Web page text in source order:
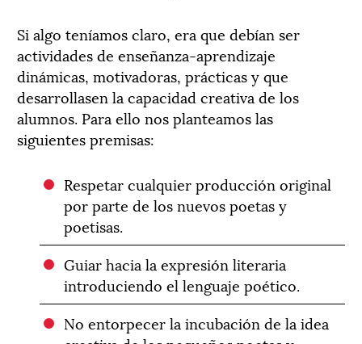
Si algo teníamos claro, era que debían ser
actividades de enseñanza-aprendizaje
dinámicas, motivadoras, prácticas y que
desarrollasen la capacidad creativa de los
alumnos. Para ello nos planteamos las
siguientes premisas:
Respetar cualquier producción original
por parte de los nuevos poetas y
poetisas.
Guiar hacia la expresión literaria
introduciendo el lenguaje poético.
No entorpecer la incubación de la idea